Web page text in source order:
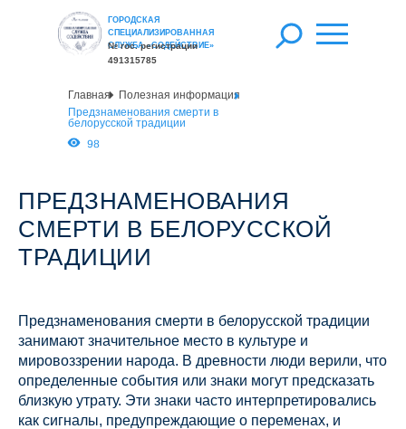
ГОРОДСКАЯ
СПЕЦИАЛИЗИРОВАННАЯ
СЛУЖБА «СОДЕЙСТВИЕ»
№ гос. регистрации
491315785
Главная Полезная информация
98
Предзнаменования смерти в
белорусской традиции
ПРЕДЗНАМЕНОВАНИЯ
СМЕРТИ В БЕЛОРУССКОЙ
ТРАДИЦИИ
Предзнаменования смерти в белорусской традиции
занимают значительное место в культуре и
мировоззрении народа. В древности люди верили, что
определенные события или знаки могут предсказать
близкую утрату. Эти знаки часто интерпретировались
как сигналы, предупреждающие о переменах, и